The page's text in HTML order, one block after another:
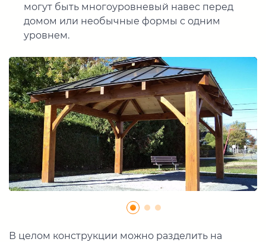
могут быть многоуровневый навес перед
домом или необычные формы с одним
уровнем.
В целом конструкции можно разделить на